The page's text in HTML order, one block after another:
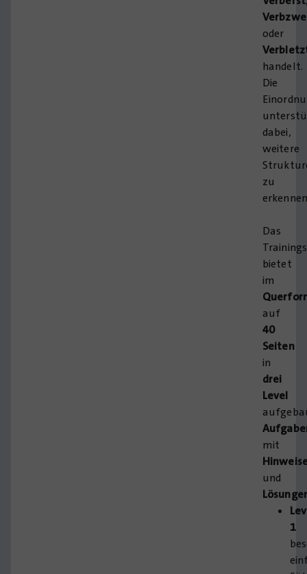
oder
handelt.
Die
dabei,
weitere
zu
Das
bietet
im
auf
40
Seiten
in
drei
Level
mit
und
1